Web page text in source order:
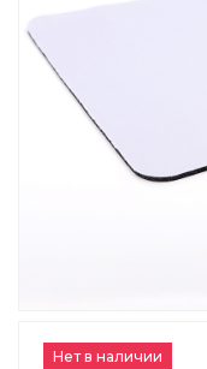
Нет в наличии